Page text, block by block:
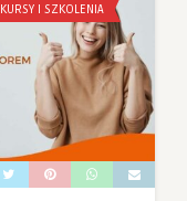
KURSY I SZKOLENIA